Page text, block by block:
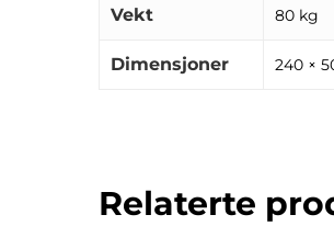
Vekt 80 kg
Dimensjoner 240 ×
Relaterte